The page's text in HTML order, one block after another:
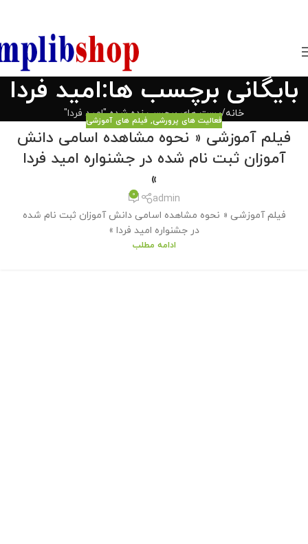
بایگانی برچسب ها:امید فردا
خانه پست های برچسب زده شده "امید فردا"
فعالیت های پرورشی, فیلم های آموزشی
فیلم آموزشی « نحوه مشاهده اسامی دانش
آموزان ثبت نام شده در جشنواره امید فردا
»
admin
0
فیلم آموزشی « نحوه مشاهده اسامی دانش آموزان ثبت نام شده
در جشنواره امید فردا »
ادامه مطلب